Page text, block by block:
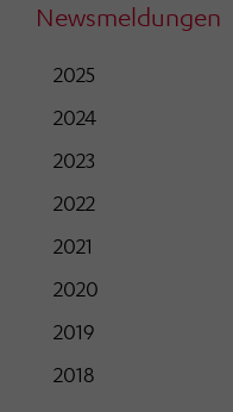
Newsmeldungen
2025
2024
2023
2022
2021
2020
2019
2018